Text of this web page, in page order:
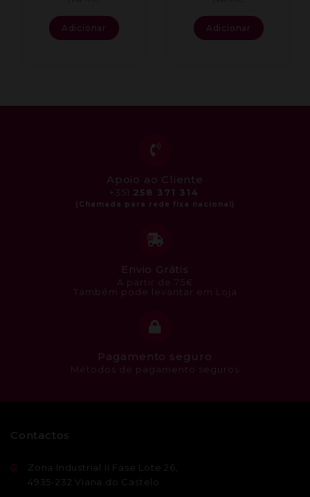
Adicionar Adicionar
Apoio ao Cliente
+351 258 371 314
Envio Grátis
A partir de 75€
Também pode levantar em Loja
Pagamento seguro
Métodos de pagamento seguros
Contactos
Zona Industrial II Fase Lote 26,
4935-232 Viana do Castelo